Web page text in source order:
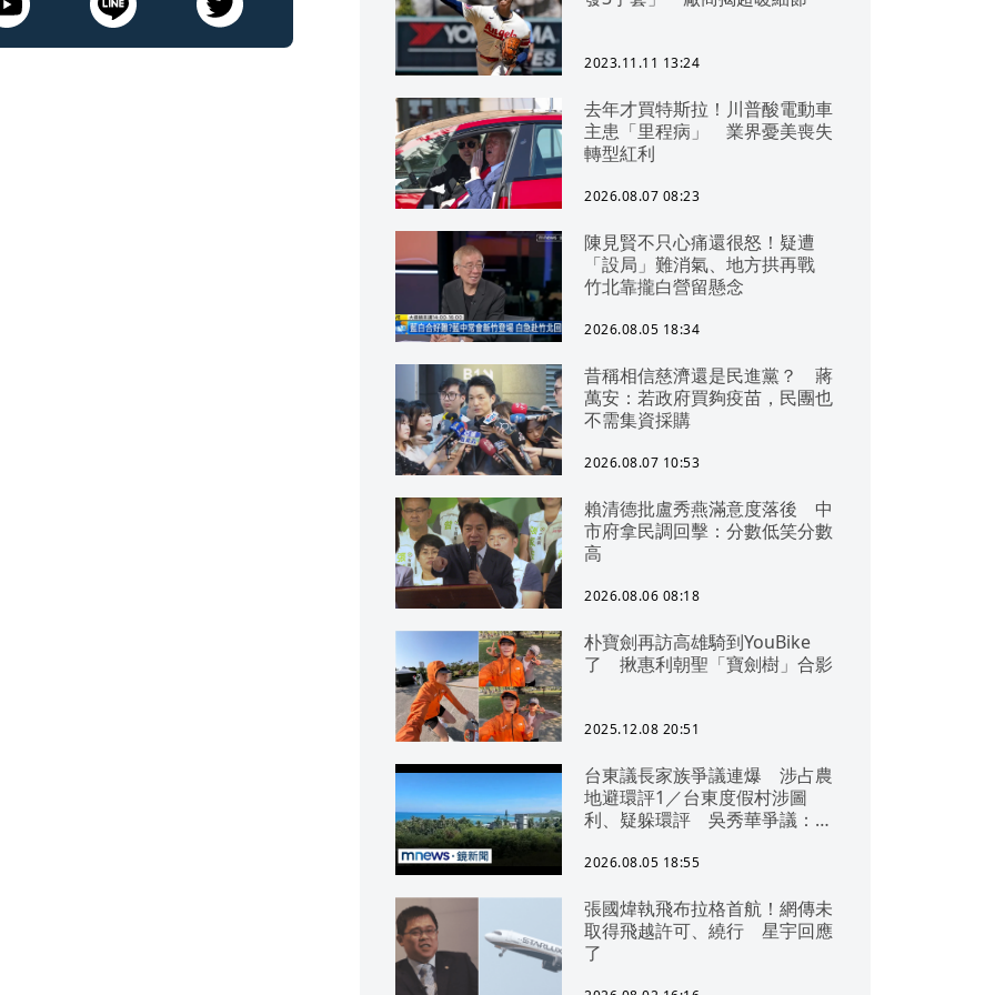
2023.11.11 13:24
去年才買特斯拉！川普酸電動車
主患「里程病」 業界憂美喪失
轉型紅利
2026.08.07 08:23
陳見賢不只心痛還很怒！疑遭
「設局」難消氣、地方拱再戰
竹北靠攏白營留懸念
2026.08.05 18:34
昔稱相信慈濟還是民進黨？ 蔣
萬安：若政府買夠疫苗，民團也
不需集資採購
2026.08.07 10:53
賴清德批盧秀燕滿意度落後 中
市府拿民調回擊：分數低笑分數
高
2026.08.06 08:18
朴寶劍再訪高雄騎到YouBike
了 揪惠利朝聖「寶劍樹」合影
2025.12.08 20:51
台東議長家族爭議連爆 涉占農
地避環評1／台東度假村涉圖
利、疑躲環評 吳秀華爭議：概
2026.08.05 18:55
張國煒執飛布拉格首航！網傳未
取得飛越許可、繞行 星宇回應
了